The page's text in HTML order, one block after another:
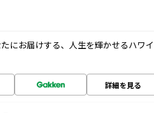
にお届けする、人生を輝かせるハワイ
詳細を見る